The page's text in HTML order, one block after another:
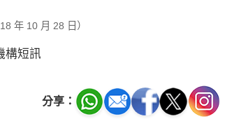
年 10 月 28 日）
短訊
分享：